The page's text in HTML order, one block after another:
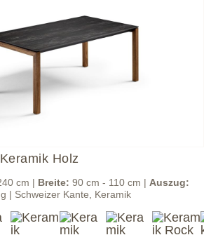
Holz
cm | Breite: 90 cm - 110 cm | Auszug:
| Schweizer Kante, Keramik